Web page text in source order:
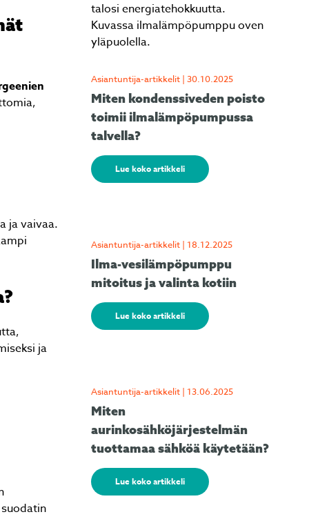
ja vaivaa.
ja
Asiantuntija-artikkelit | 30.10.2025
Miten kondenssiveden poisto
toimii ilmalämpöpumpussa
talvella?
Lue koko artikkeli
Asiantuntija-artikkelit | 18.12.2025
Ilma-vesilämpöpumppu
mitoitus ja valinta kotiin
Lue koko artikkeli
Asiantuntija-artikkelit | 13.06.2025
Miten
aurinkosähköjärjestelmän
tuottamaa sähköä käytetään?
Lue koko artikkeli